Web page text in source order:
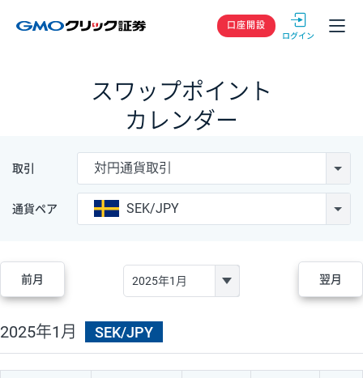
GMOクリック
口座開設
スワップポイント
カレンダー
取引 対円通貨取引
通貨ペア SEK/JPY
前月 翌月
2025年1月 SEK/JPY